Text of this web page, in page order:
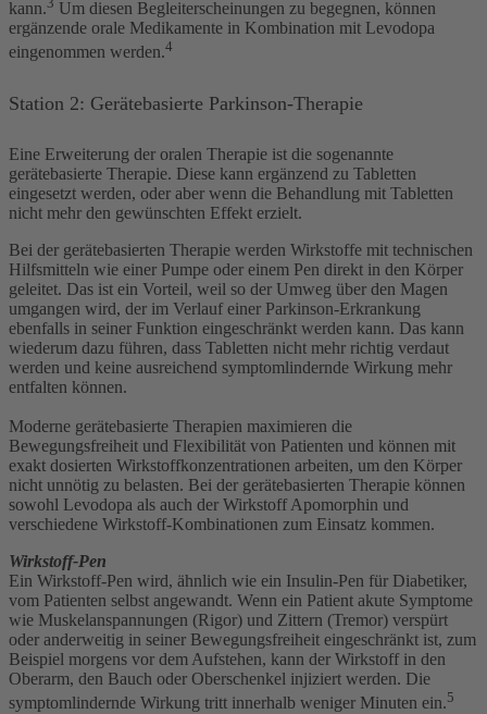
kann.
Um diesen Begleiterscheinungen zu begegnen, können
ergänzende orale Medikamente in Kombination mit Levodopa
eingenommen werden.4
Station 2: Gerätebasierte Parkinson-Therapie
Eine Erweiterung der oralen Therapie ist die sogenannte
gerätebasierte Therapie. Diese kann ergänzend zu Tabletten
eingesetzt werden, oder aber wenn die Behandlung mit Tabletten
nicht mehr den gewünschten Effekt erzielt.
Bei der gerätebasierten Therapie werden Wirkstoffe mit technischen
Hilfsmitteln wie einer Pumpe oder einem Pen direkt in den Körper
geleitet. Das ist ein Vorteil, weil so der Umweg über den Magen
umgangen wird, der im Verlauf einer Parkinson-Erkrankung
ebenfalls in seiner Funktion eingeschränkt werden kann. Das kann
wiederum dazu führen, dass Tabletten nicht mehr richtig verdaut
werden und keine ausreichend symptomlindernde Wirkung mehr
entfalten können.
Moderne gerätebasierte Therapien maximieren die
Bewegungsfreiheit und Flexibilität von Patienten und können mit
exakt dosierten Wirkstoffkonzentrationen arbeiten, um den Körper
nicht unnötig zu belasten. Bei der gerätebasierten Therapie können
sowohl Levodopa als auch der Wirkstoff Apomorphin und
verschiedene Wirkstoff-Kombinationen zum Einsatz kommen.
Wirkstoff-Pen
Ein Wirkstoff-Pen wird, ähnlich wie ein Insulin-Pen für Diabetiker,
vom Patienten selbst angewandt. Wenn ein Patient akute Symptome
wie Muskelanspannungen (Rigor) und Zittern (Tremor) verspürt
oder anderweitig in seiner Bewegungsfreiheit eingeschränkt ist, zum
Beispiel morgens vor dem Aufstehen, kann der Wirkstoff in den
Oberarm, den Bauch oder Oberschenkel injiziert werden. Die
symptomlindernde Wirkung tritt innerhalb weniger Minuten ein.5